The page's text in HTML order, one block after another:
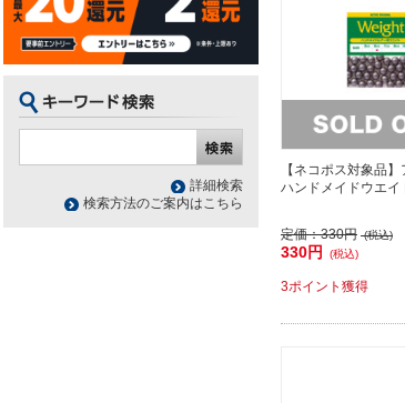
【ネコポス対象品
ハンドメイドウエ
定価：330円 (税込)
330円 (税込)
3ポイント獲得
詳細検索
検索方法のご案内はこちら